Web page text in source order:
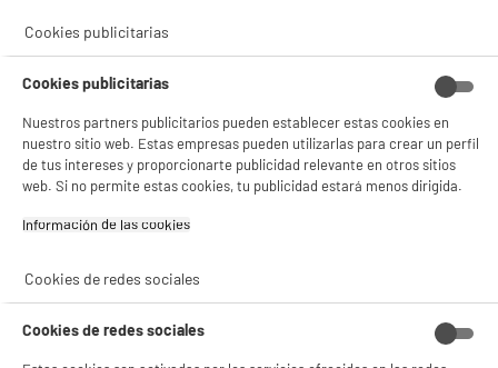
correo electrónico INFO@VENETACART.COM
Código del artículo
Cookies publicitarias
Cookies publicitarias
Nuestros partners publicitarios pueden establecer estas cookies en
nuestro sitio web. Estas empresas pueden utilizarlas para crear un perfil
de tus intereses y proporcionarte publicidad relevante en otros sitios
web. Si no permite estas cookies, tu publicidad estará menos dirigida.
Información de las cookies‎
Cookies de redes sociales
Cookies de redes sociales